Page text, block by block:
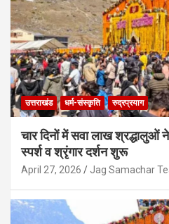
उत्तराखंड धर्म-संस्कृति रुद्रप्रयाग
चार दिनों में सवा लाख श्रद्धालुओं
स्पर्श व श्रृंगार दर्शन शुरू
April 27, 2026 Jag Samachar